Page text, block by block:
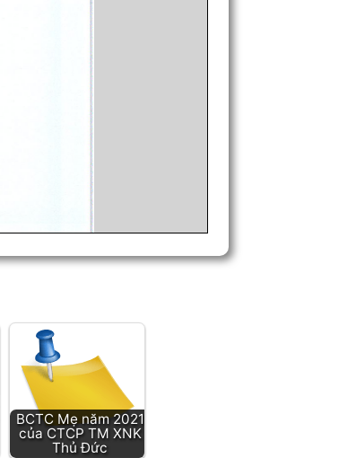
BCTC Mẹ năm 2021
của CTCP TM XNK
Thủ Đức